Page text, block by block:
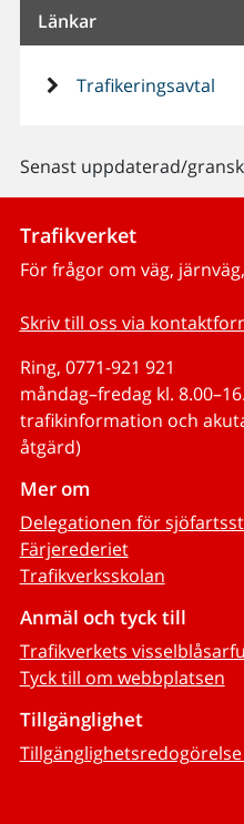
Länkar
Trafikeringsavtal
Senast uppdaterad/
Trafikverket
För frågor om väg,
Skriv till oss via
Ring, 0771-921 921
måndag–fredag kl.
trafikinformation och
åtgärd)
Mer om
Delegationen för
Färjerederiet
Trafikverksskolan
Anmäl och tyck till
Trafikverkets
Tyck till om webbplatsen
Tillgänglighet